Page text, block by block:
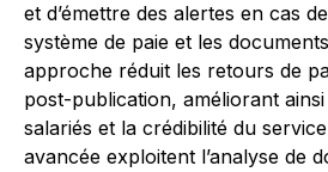
et d’émettre des alertes en cas
système de paie et les
approche réduit les retours de
post-publication, améliorant
salariés et la crédibilité du
avancée exploitent l’analyse de